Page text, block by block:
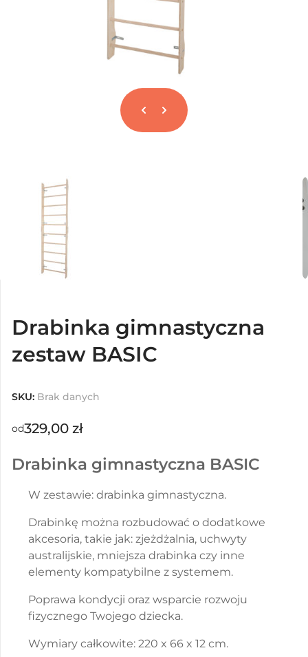
Drabinka gimnastyczna
zestaw BASIC
SKU: Brak danych
od329,00 zł
Drabinka gimnastyczna BASIC
W zestawie: drabinka gimnastyczna.
Drabinkę można rozbudować o dodatkowe
akcesoria, takie jak: zjeżdżalnia, uchwyty
australijskie, mniejsza drabinka czy inne
elementy kompatybilne z systemem.
Poprawa kondycji oraz wsparcie rozwoju
fizycznego Twojego dziecka.
Wymiary całkowite: 220 x 66 x 12 cm.